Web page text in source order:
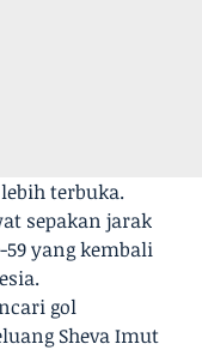
terbuka.
sepakan jarak
yang kembali
gol
Sheva Imut